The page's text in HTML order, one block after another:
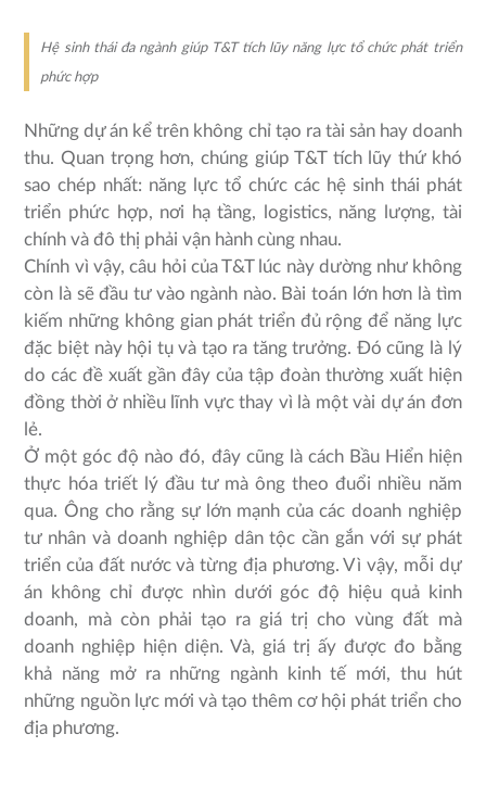
Hệ sinh thái đa ngành giúp T&T tích lũy năng lực tổ chức phát triển
phức hợp
Những dự án kể trên không chỉ tạo ra tài sản hay doanh
thu. Quan trọng hơn, chúng giúp T&T tích lũy thứ khó
sao chép nhất: năng lực tổ chức các hệ sinh thái phát
triển phức hợp, nơi hạ tầng, logistics, năng lượng, tài
chính và đô thị phải vận hành cùng nhau.
Chính vì vậy, câu hỏi của T&T lúc này dường như không
còn là sẽ đầu tư vào ngành nào. Bài toán lớn hơn là tìm
kiếm những không gian phát triển đủ rộng để năng lực
đặc biệt này hội tụ và tạo ra tăng trưởng. Đó cũng là lý
do các đề xuất gần đây của tập đoàn thường xuất hiện
đồng thời ở nhiều lĩnh vực thay vì là một vài dự án đơn
lẻ.
Ở một góc độ nào đó, đây cũng là cách Bầu Hiển hiện
thực hóa triết lý đầu tư mà ông theo đuổi nhiều năm
qua. Ông cho rằng sự lớn mạnh của các doanh nghiệp
tư nhân và doanh nghiệp dân tộc cần gắn với sự phát
triển của đất nước và từng địa phương. Vì vậy, mỗi dự
án không chỉ được nhìn dưới góc độ hiệu quả kinh
doanh, mà còn phải tạo ra giá trị cho vùng đất mà
doanh nghiệp hiện diện. Và, giá trị ấy được đo bằng
khả năng mở ra những ngành kinh tế mới, thu hút
những nguồn lực mới và tạo thêm cơ hội phát triển cho
địa phương.